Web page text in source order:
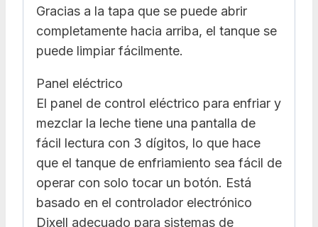
Gracias a la tapa que se puede abrir
completamente hacia arriba, el tanque se
puede limpiar fácilmente.
Panel eléctrico
El panel de control eléctrico para enfriar y
mezclar la leche tiene una pantalla de
fácil lectura con 3 dígitos, lo que hace
que el tanque de enfriamiento sea fácil de
operar con solo tocar un botón. Está
basado en el controlador electrónico
Dixell adecuado para sistemas de